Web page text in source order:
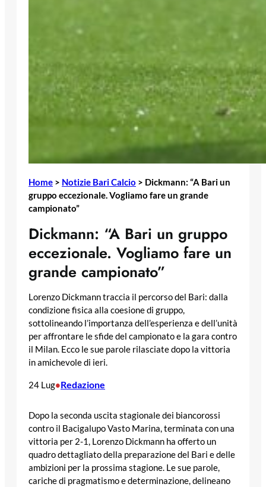
Home > Notizie Bari Calcio > Dickmann: “A Bari un
gruppo eccezionale. Vogliamo fare un grande
campionato”
Dickmann: “A Bari un gruppo
eccezionale. Vogliamo fare un
grande campionato”
Lorenzo Dickmann traccia il percorso del Bari: dalla
condizione fisica alla coesione di gruppo,
sottolineando l’importanza dell’esperienza e dell’unità
per affrontare le sfide del campionato e la gara contro
il Milan. Ecco le sue parole rilasciate dopo la vittoria
in amichevole di ieri.
24 Lug•Redazione
Dopo la seconda uscita stagionale dei biancorossi
contro il Bacigalupo Vasto Marina, terminata con una
vittoria per 2-1, Lorenzo Dickmann ha offerto un
quadro dettagliato della preparazione del Bari e delle
ambizioni per la prossima stagione. Le sue parole,
cariche di pragmatismo e determinazione, delineano